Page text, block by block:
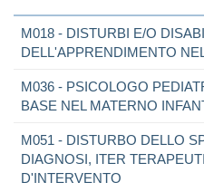
M018 - DISTURBI E/O
DELL'APPRENDIMENTO
M036 - PSICOLOGO
BASE NEL MATERNO
M051 - DISTURBO DELLO
DIAGNOSI, ITER
D'INTERVENTO